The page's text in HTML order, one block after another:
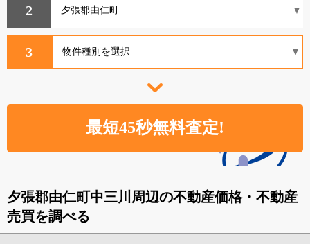
2
3
夕張郡由仁町中三川周辺の不動産価格・不動産
売買を調べる